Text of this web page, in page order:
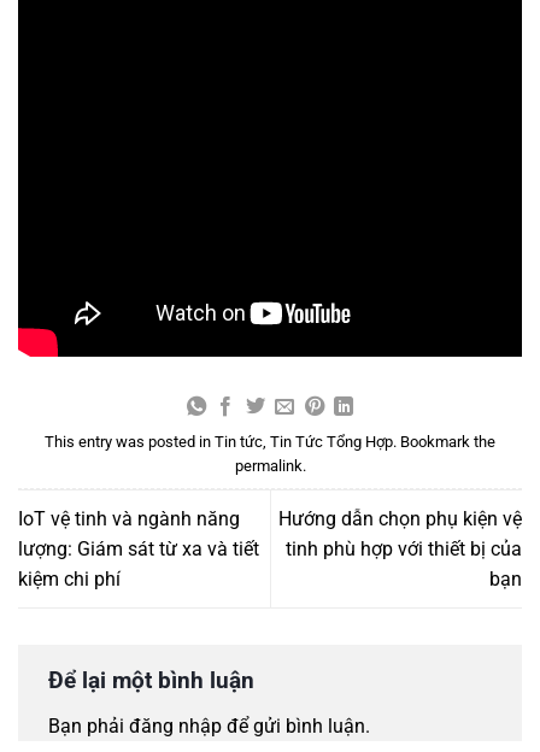
This entry was posted in Tin tức, Tin Tức Tổng Hợp. Bookmark the
permalink.
IoT vệ tinh và ngành năng
lượng: Giám sát từ xa và tiết
kiệm chi phí
Hướng dẫn chọn phụ kiện vệ
tinh phù hợp với thiết bị của
bạn
Để lại một bình luận
Bạn phải đăng nhập để gửi bình luận.